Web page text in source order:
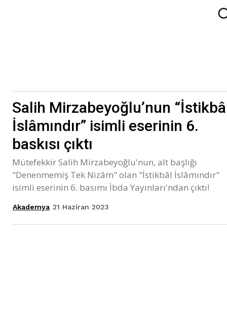
Salih Mirzabeyoğlu’nun
İslâmındır” isimli eserinin 6.
baskısı çıktı
Mütefekkir Salih Mirzabeyoğlu'nun, alt başlığı
"Denenmemiş Tek Nizâm" olan "İstikbâl İslâmındır"
isimli eserinin 6. basımı İbda Yayınları'ndan çıktı!
Akademya 21 Haziran 2023